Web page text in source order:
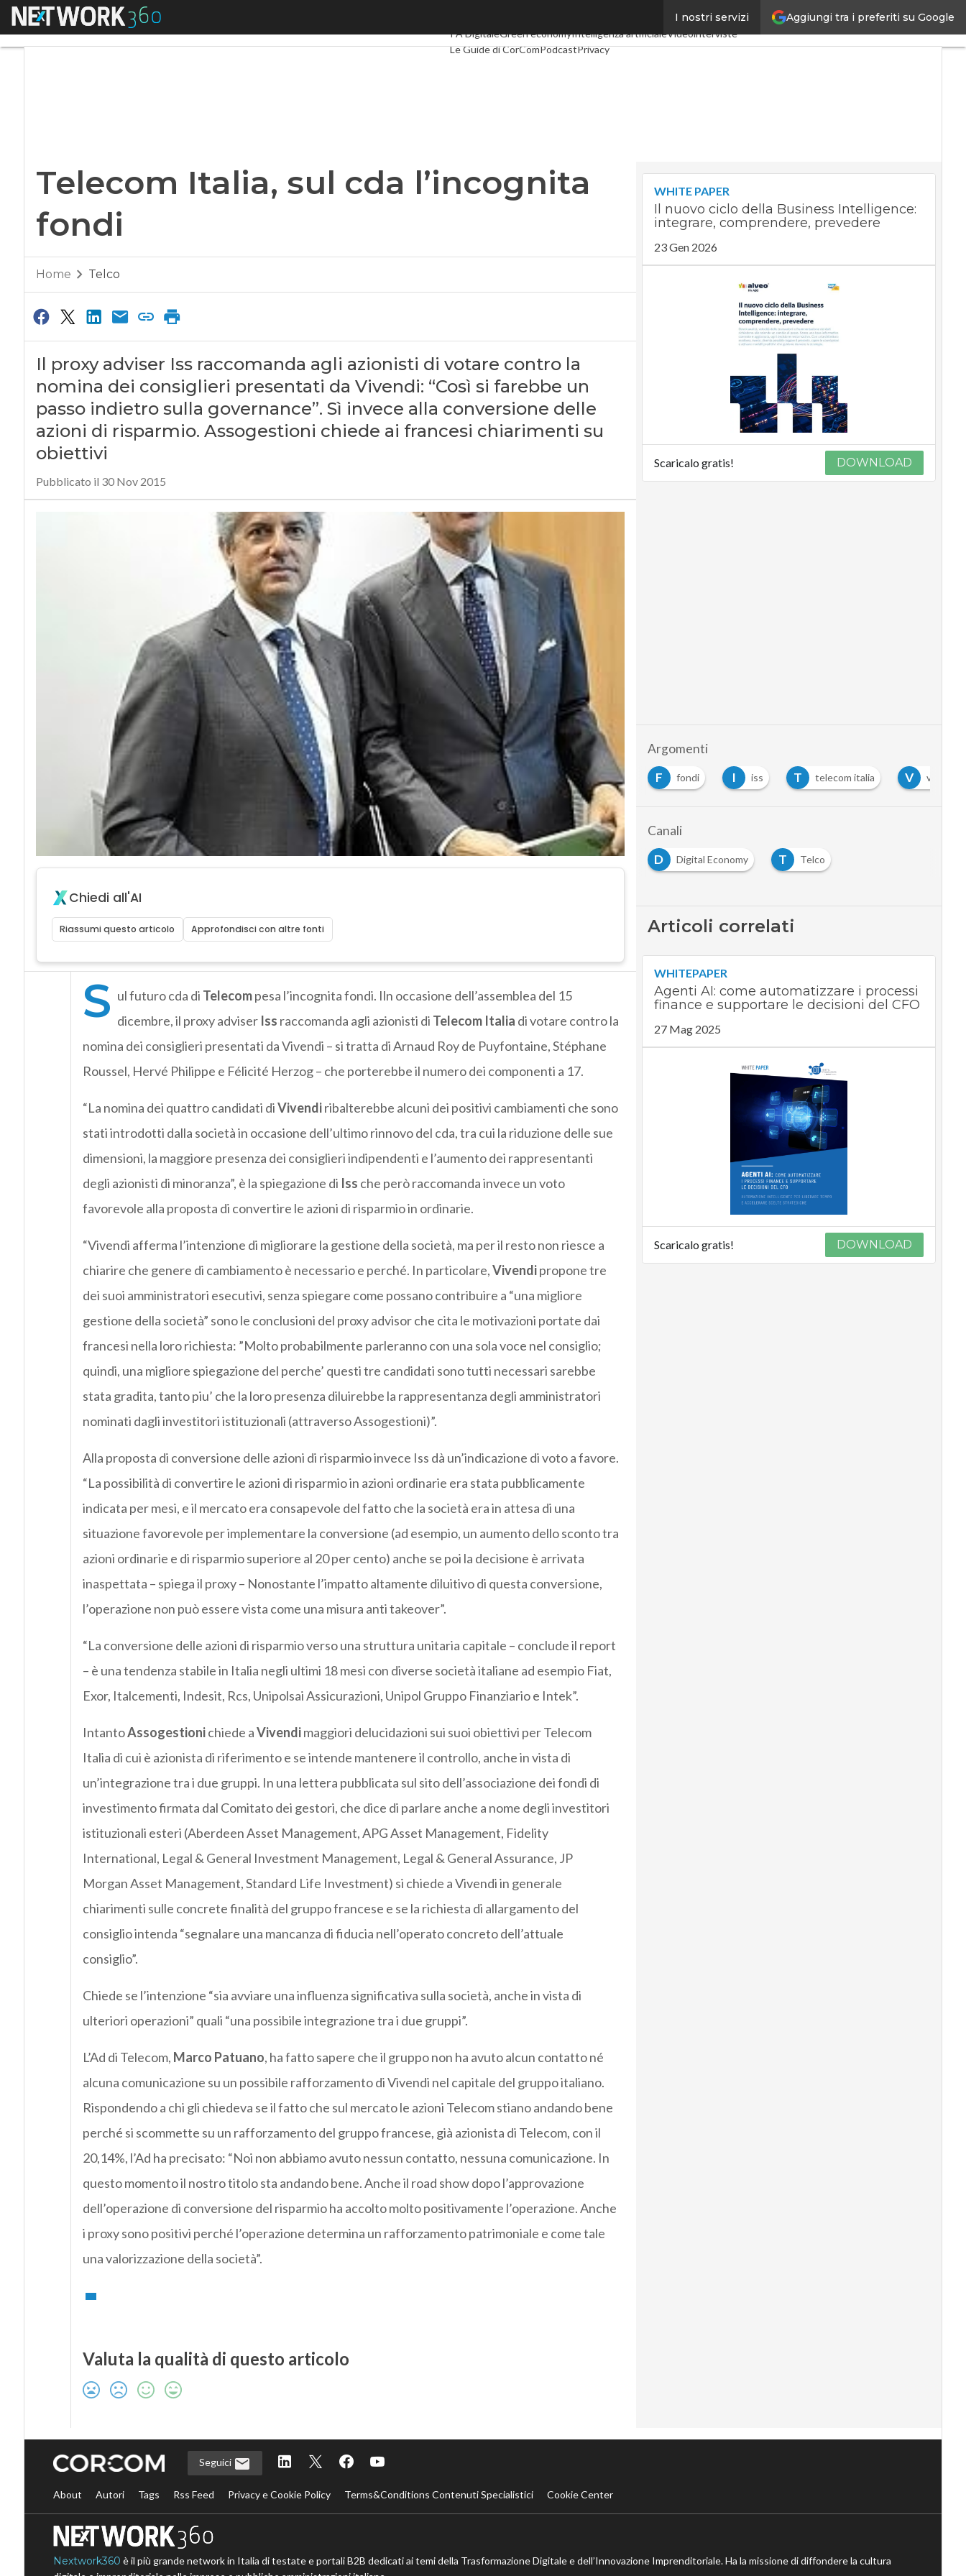
Aggiungi tra i preferiti su Google
I nostri servizi
Menu
SpacEconomy
PA DigitaleGreen economyIntelligenza artificialeVideointerviste
Le Guide di CorComPodcastPrivacy
Telecom Italia, sul cda l’incognita
fondi
Home Telco
Il proxy adviser Iss raccomanda agli azionisti di votare contro la
nomina dei consiglieri presentati da Vivendi: “Così si farebbe un
passo indietro sulla governance”. Sì invece alla conversione delle
azioni di risparmio. Assogestioni chiede ai francesi chiarimenti su
obiettivi
Pubblicato il 30 Nov 2015
Chiedi all'AI
Riassumi questo articolo Approfondisci con altre fonti
S ul futuro cda di Telecompesa l’incognita fondi. Iln occasione dell’assemblea del 15
dicembre, il proxy adviser Iss raccomanda agli azionisti di Telecom Italia di votare contro la
nomina dei consiglieri presentati da Vivendi – si tratta di Arnaud Roy de Puyfontaine, Stéphane
Roussel, Hervé Philippe e Félicité Herzog – che porterebbe il numero dei componenti a 17.
“La nomina dei quattro candidati diVivendiribalterebbe alcuni dei positivi cambiamenti che sono
stati introdotti dalla società in occasione dell’ultimo rinnovo del cda, tra cui la riduzione delle sue
dimensioni, la maggiore presenza dei consiglieri indipendenti e l’aumento dei rappresentanti
degli azionisti di minoranza”, è la spiegazione di Iss che però raccomanda invece un voto
favorevole alla proposta di convertire le azioni di risparmio in ordinarie.
“Vivendi afferma l’intenzione di migliorare la gestione della società, ma per il resto non riesce a
chiarire che genere di cambiamento è necessario e perché. In particolare,Vivendipropone tre
dei suoi amministratori esecutivi, senza spiegare come possano contribuire a “una migliore
gestione della società” sono le conclusioni del proxy advisor che cita le motivazioni portate dai
francesi nella loro richiesta: ”Molto probabilmente parleranno con una sola voce nel consiglio;
quindi, una migliore spiegazione del perche’ questi tre candidati sono tutti necessari sarebbe
stata gradita, tanto piu’ che la loro presenza diluirebbe la rappresentanza degli amministratori
nominati dagli investitori istituzionali (attraverso Assogestioni)”.
Alla proposta di conversione delle azioni di risparmio invece Iss dà un’indicazione di voto a favore.
“La possibilità di convertire le azioni di risparmio in azioni ordinarie era stata pubblicamente
indicata per mesi, e il mercato era consapevole del fatto che la società era in attesa di una
situazione favorevole per implementare la conversione (ad esempio, un aumento dello sconto tra
azioni ordinarie e di risparmio superiore al 20 per cento) anche se poi la decisione è arrivata
inaspettata – spiega il proxy – Nonostante l’impatto altamente diluitivo di questa conversione,
l’operazione non può essere vista come una misura anti takeover”.
“La conversione delle azioni di risparmio verso una struttura unitaria capitale – conclude il report
– è una tendenza stabile in Italia negli ultimi 18 mesi con diverse società italiane ad esempio Fiat,
Exor, Italcementi, Indesit, Rcs, Unipolsai Assicurazioni, Unipol Gruppo Finanziario e Intek”.
IntantoAssogestionichiede aVivendimaggiori delucidazioni sui suoi obiettivi per Telecom
Italia di cui è azionista di riferimento e se intende mantenere il controllo, anche in vista di
un’integrazione tra i due gruppi. In una lettera pubblicata sul sito dell’associazione dei fondi di
investimento firmata dal Comitato dei gestori, che dice di parlare anche a nome degli investitori
istituzionali esteri (Aberdeen Asset Management, APG Asset Management, Fidelity
International, Legal & General Investment Management, Legal & General Assurance, JP
Morgan Asset Management, Standard Life Investment) si chiede a Vivendi in generale
chiarimenti sulle concrete finalità del gruppo francese e se la richiesta di allargamento del
consiglio intenda “segnalare una mancanza di fiducia nell’operato concreto dell’attuale
consiglio”.
Chiede se l’intenzione “sia avviare una influenza significativa sulla società, anche in vista di
ulteriori operazioni” quali “una possibile integrazione tra i due gruppi”.
L’Ad di Telecom, Marco Patuano, ha fatto sapere che il gruppo non ha avuto alcun contatto né
alcuna comunicazione su un possibile rafforzamento di Vivendi nel capitale del gruppo italiano.
Rispondendo a chi gli chiedeva se il fatto che sul mercato le azioni Telecom stiano andando bene
perché si scommette su un rafforzamento del gruppo francese, già azionista di Telecom, con il
20,14%, l’Ad ha precisato: “Noi non abbiamo avuto nessun contatto, nessuna comunicazione. In
questo momento il nostro titolo sta andando bene. Anche il road show dopo l’approvazione
dell’operazione di conversione del risparmio ha accolto molto positivamente l’operazione. Anche
i proxy sono positivi perché l’operazione determina un rafforzamento patrimoniale e come tale
una valorizzazione della società”.
Valuta la qualità di questo articolo
WHITE PAPER
Il nuovo ciclo della Business Intelligence:
integrare, comprendere, prevedere
23 Gen 2026
Scaricalo gratis! DOWNLOAD
Argomenti
assemblea F fondi I iss T telecom italia V vivendi
Canali
D
Digital Economy T Telco
Articoli correlati
WHITEPAPER
Agenti AI: come automatizzare i processi
finance e supportare le decisioni del CFO
27 Mag 2025
Scaricalo gratis! DOWNLOAD
Seguici
About Autori Tags Rss Feed Privacy e Cookie Policy Terms&Conditions Contenuti Specialistici Cookie Center
Nextwork360 è il più grande network in Italia di testate e portali B2B dedicati ai temi della Trasformazione Digitale e dell’Innovazione Imprenditoriale. Ha la missione di diffondere la cultura